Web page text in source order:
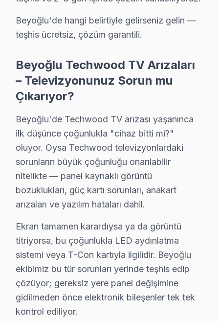
Beyoğlu garantili fiyat: Beyoğlu servisimizde teklif
Beyoğlu'de ödeme seçenekleri: Nakit, kredi kartı,
Beyoğlu × Techwood: Yerel İçerik ve Deneyim
Beyoğlu'deki Techwood hizmet deneyimimizi beş
Dördüncü gösterge: Maliyet tutarlılığı. Güç kartı
İstiklal Caddesi ve Galata Kulesi odaklı coğrafi
Beyoğlu'de bu cihaz servisimizle tanışmadan önce
"Sonra" tablosu şu: Aynı müşteri bizimle iletişime
Galata Kulesi mahallesindeki başka bir müşteri
Beyoğlu servis lojistiği, ilçenin Avrupa Yakası'ndaki
İkinci katman — Orta kuşak: Galata Kulesi ve
Üçüncü katman — Dış mahalleler: Taksim Meydanı
Beyoğlu'deki müşteri güvenini soyut vaatler yerine
Bu tür vakalar Beyoğlu'de aylık 40 başvurunun
Beyoğlu'de 15 yıllık güven ilişkisi, bu tür dürüst
Beyoğlu'de Techwood onarımlarından derlenen
İstiklal Caddesi bölgesindeki ölçüm sonuçlarımız bu
Beyoğlu'de hangi belirtiyle gelirseniz gelin —
teşhis ücretsiz, çözüm garantili.
Beyoğlu Techwood TV Arızaları
– Televizyonunuz Sorun mu
Çıkarıyor?
Beyoğlu'de Techwood TV arızası yaşanınca
ilk düşünce çoğunlukla "cihaz bitti mi?"
oluyor. Oysa Techwood televizyonlardaki
sorunların büyük çoğunluğu onarılabilir
nitelikte — panel kaynaklı görüntü
bozuklukları, güç kartı sorunları, anakart
arızaları ve yazılım hataları dahil.
Ekran tamamen karardıysa ya da görüntü
titriyorsa, bu çoğunlukla LED aydınlatma
sistemi veya T-Con kartıyla ilgilidir. Beyoğlu
ekibimiz bu tür sorunları yerinde teşhis edip
çözüyor; gereksiz yere panel değişimine
gidilmeden önce elektronik bileşenler tek tek
kontrol ediliyor.